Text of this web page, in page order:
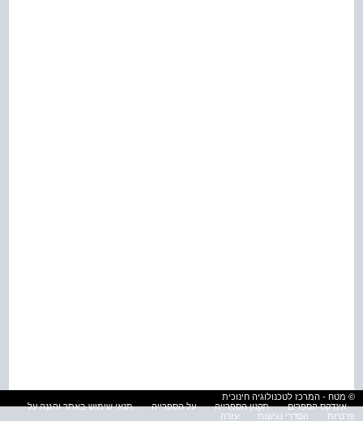
© מטח - המרכז לטכנולוגיה חינוכית
אינדקס הספרים
תקנון הספרייה על הספרייה
תנאי שימוש באתר והגנה על
פרטיות
הסדרי נגישות עזרה